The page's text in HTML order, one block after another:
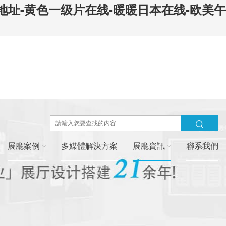
-黄色一级片在线-暖暖日本在线-欧美午
展廳案例 多媒體解決方案 展廳資訊 聯系我們